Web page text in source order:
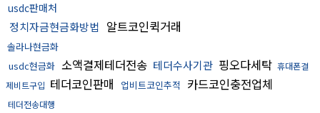
usdc판매처
정치자금현금화방법 알트코인퀵거래
솔라나현금화
usdc현금화 소액결제테더전송 테더수사기관 핑오다세탁 휴대폰결
제비트구입 테더코인판매 업비트코인추적 카드코인충전업체
테더전송대행